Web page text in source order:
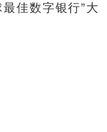
佳数字银行”大